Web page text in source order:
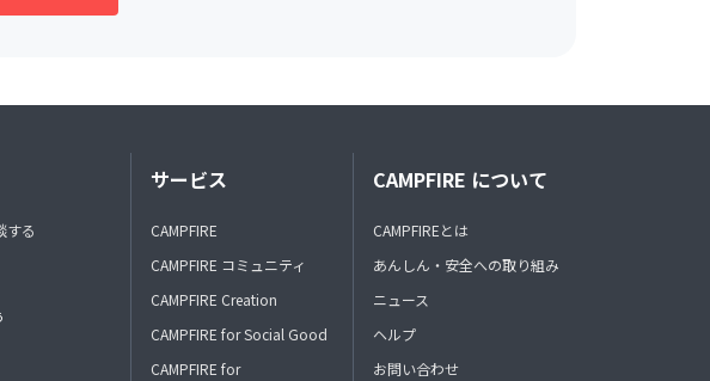
する
サービス
CAMPFIRE
CAMPFIRE コミュニティ
CAMPFIRE Creation
CAMPFIRE for Social Good
CAMPFIRE for
CAMPFIRE について
CAMPFIREとは
あんしん・安全への取り組み
ニュース
ヘルプ
お問い合わせ